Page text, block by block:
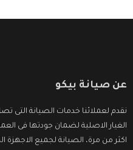
عن صيانة بيكو
نقدم لعملائنا خدمات الصيانة التى
الغيار الاصلية لضمان جودتها فى
اكثر من مرة، الصيانة لجميع